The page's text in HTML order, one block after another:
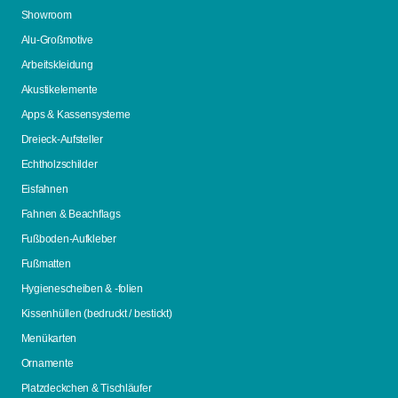
Showroom
Alu-Großmotive
Arbeitskleidung
Akustikelemente
Apps & Kassensysteme
Dreieck-Aufsteller
Echtholzschilder
Eisfahnen
Fahnen & Beachflags
Fußboden-Aufkleber
Fußmatten
Hygienescheiben & -folien
Kissenhüllen (bedruckt / bestickt)
Menükarten
Ornamente
Platzdeckchen & Tischläufer